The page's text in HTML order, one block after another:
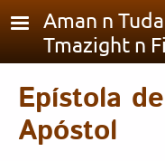
Pasar al contenido
Aman n
Tmazight n
Epístola
Apóstol